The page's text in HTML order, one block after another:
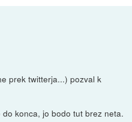
prek twitterja...) pozval k
konca, jo bodo tut brez neta.